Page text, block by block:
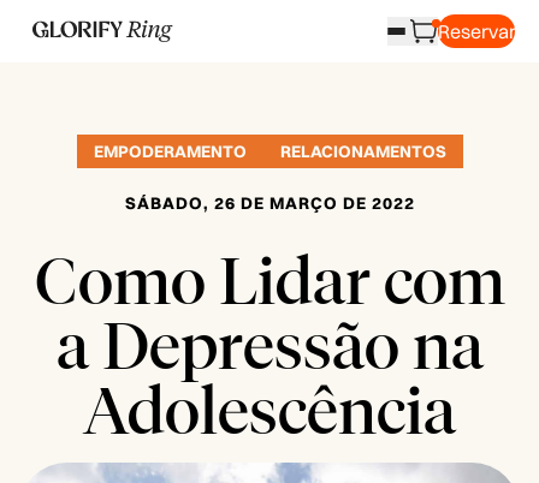
Reservar
EMPODERAMENTO RELACIONAMENTOS
SÁBADO, 26 DE MARÇO DE 2022
Como Lidar com
a Depressão na
Adolescência